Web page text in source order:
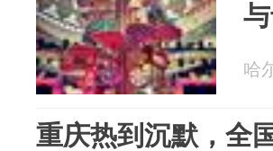
哈
重庆热到沉默，全